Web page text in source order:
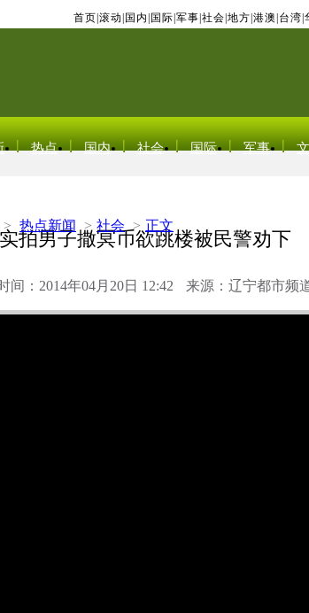
首页 滚动 国内 国际 军事 社会 地方 港澳 台湾
热点 国内 社会 国际 军事
> 热点新闻 > 社会 > 正文
实拍男子撒冥币欲跳楼被民警劝下
间：2014年04月20日 12:42 来源：辽宁都市频